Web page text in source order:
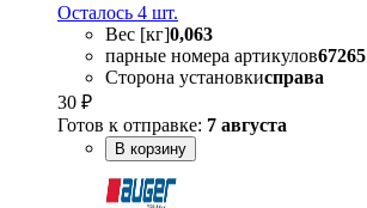
Осталось 4 шт.
Вес [кг]0,063
парные номера артикулов67265
Сторона установкисправа
30 ₽
Готов к отправке: 7 августа
В корзину